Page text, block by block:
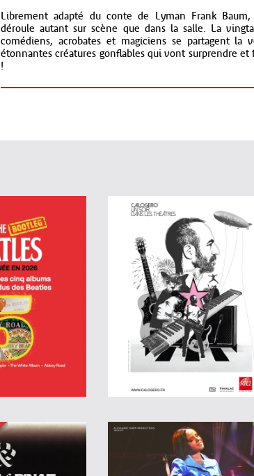
Librement adapté du conte de Lyman Frank
déroule autant sur scène que dans la salle. La
comédiens, acrobates et magiciens se partagent la
étonnantes créatures gonflables qui vont surprendre
!
Au rythme d'une bande son originale, tous les artistes,